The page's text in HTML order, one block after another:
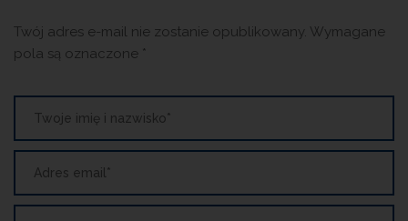
Twój adres e-mail nie zostanie opublikowany. Wymagane
pola są oznaczone *